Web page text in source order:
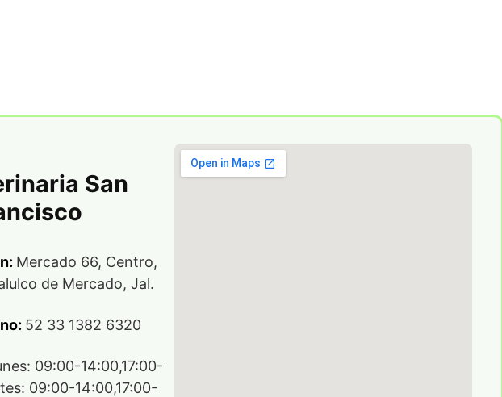
San
Mercado 66, Centro,
de Mercado, Jal.
52 33 1382 6320
09:00-14:00,17:00-
09:00-14:00,17:00-